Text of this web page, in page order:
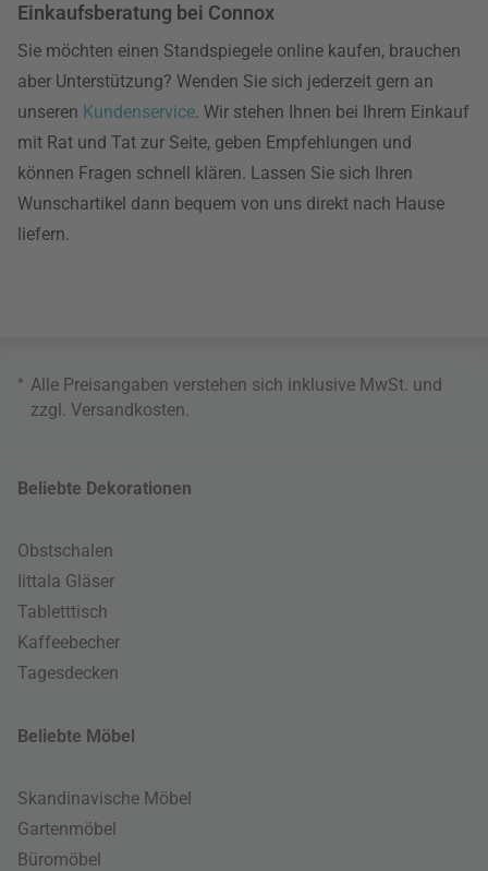
Einkaufsberatung bei Connox
Sie möchten einen Standspiegele online kaufen, brauchen
aber Unterstützung? Wenden Sie sich jederzeit gern an
unseren Kundenservice. Wir stehen Ihnen bei Ihrem Einkauf
mit Rat und Tat zur Seite, geben Empfehlungen und
können Fragen schnell klären. Lassen Sie sich Ihren
Wunschartikel dann bequem von uns direkt nach Hause
liefern.
* Alle Preisangaben verstehen sich inklusive MwSt. und
zzgl. Versandkosten.
Beliebte Dekorationen
Obstschalen
Iittala Gläser
Tabletttisch
Kaffeebecher
Tagesdecken
Beliebte Möbel
Skandinavische Möbel
Gartenmöbel
Büromöbel